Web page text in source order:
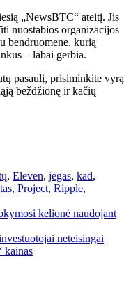
„NewsBTC“ ateitį. Jis
nuostabios organizacijos
bendruomene, kurią
– labai gerbia.
pasaulį, prisiminkite vyrą
beždžionę ir kačių
, Eleven, jėgas, kad,
, Project, Ripple,
kelionė naudojant
neteisingai
kainas